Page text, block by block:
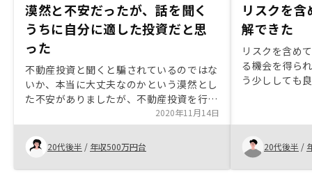
漠然と不安だったが、話を聞く
うちに自分に適した投資だと思
った
不動産投資と聞くと騙されているのではな
いか、本当に大丈夫なのかという漠然とし
た不安がありましたが、不動産投資を行う
メリット、デメリットを教えて頂き、自分
に合う老後の資産形成には不動産投資を行
うメリットが強いと思いました。特にあり
ません。
2020年11月14日
20代後半 / 年収500万円台
リスクを
解できた
リスクを含め
る機会を得ら
う少ししても
20代後半 /